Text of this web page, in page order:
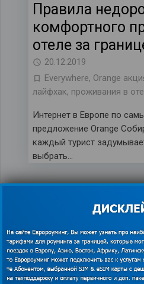
Правила
комфортного
отеле за
20.12.2019
Everywhere, Orange
лайфхак, проживания в
Интернет в Европе по
предложение Orange
каждый турист
выбрать…
Штрафы по-
стоит помнить